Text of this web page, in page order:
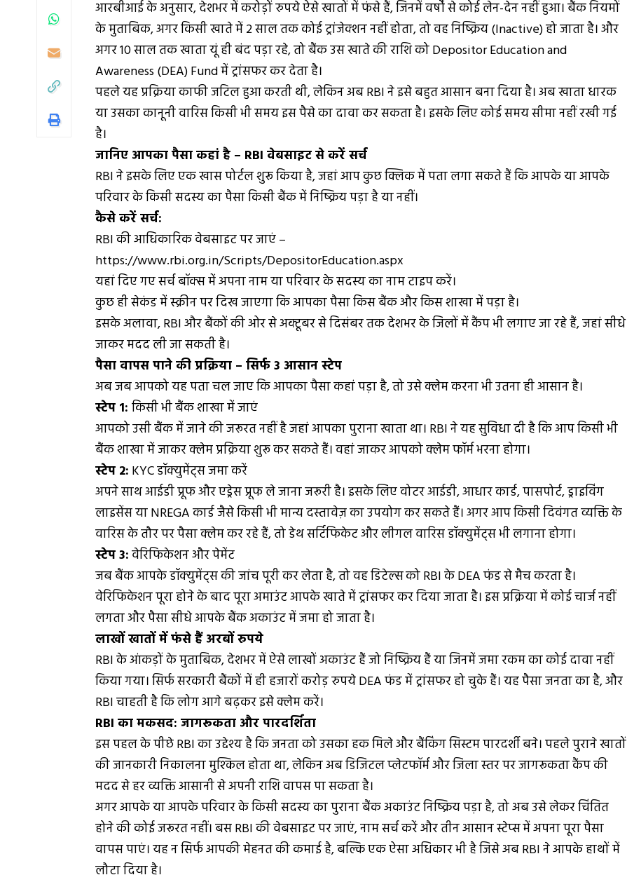
आरबीआई के अनुसार, देशभर में करोड़ों रुपये ऐसे खातों में फंसे हैं, जिनमें वर्षों से कोई लेन-देन नहीं हुआ। बैंक नियमों
के मुताबिक, अगर किसी खाते में 2 साल तक कोई ट्रांजेक्शन नहीं होता, तो वह निष्क्रिय (Inactive) हो जाता है। और
अगर 10 साल तक खाता यूं ही बंद पड़ा रहे, तो बैंक उस खाते की राशि को Depositor Education and
Awareness (DEA) Fund में ट्रांसफर कर देता है।
पहले यह प्रक्रिया काफी जटिल हुआ करती थी, लेकिन अब RBI ने इसे बहुत आसान बना दिया है। अब खाता धारक
या उसका कानूनी वारिस किसी भी समय इस पैसे का दावा कर सकता है। इसके लिए कोई समय सीमा नहीं रखी गई
है।
जानिए आपका पैसा कहां है – RBI वेबसाइट से करें सर्च
RBI ने इसके लिए एक खास पोर्टल शुरू किया है, जहां आप कुछ क्लिक में पता लगा सकते हैं कि आपके या आपके
परिवार के किसी सदस्य का पैसा किसी बैंक में निष्क्रिय पड़ा है या नहीं।
कैसे करें सर्च:
RBI की आधिकारिक वेबसाइट पर जाएं –
https://www.rbi.org.in/Scripts/DepositorEducation.aspx
यहां दिए गए सर्च बॉक्स में अपना नाम या परिवार के सदस्य का नाम टाइप करें।
कुछ ही सेकंड में स्क्रीन पर दिख जाएगा कि आपका पैसा किस बैंक और किस शाखा में पड़ा है।
इसके अलावा, RBI और बैंकों की ओर से अक्टूबर से दिसंबर तक देशभर के जिलों में कैंप भी लगाए जा रहे हैं, जहां सीधे
जाकर मदद ली जा सकती है।
पैसा वापस पाने की प्रक्रिया – सिर्फ 3 आसान स्टेप
अब जब आपको यह पता चल जाए कि आपका पैसा कहां पड़ा है, तो उसे क्लेम करना भी उतना ही आसान है।
स्टेप 1:किसी भी बैंक शाखा में जाएं
आपको उसी बैंक में जाने की जरूरत नहीं है जहां आपका पुराना खाता था। RBI ने यह सुविधा दी है कि आप किसी भी
बैंक शाखा में जाकर क्लेम प्रक्रिया शुरू कर सकते हैं। वहां जाकर आपको क्लेम फॉर्म भरना होगा।
स्टेप 2: KYC डॉक्युमेंट्स जमा करें
अपने साथ आईडी प्रूफ और एड्रेस प्रूफ ले जाना जरूरी है। इसके लिए वोटर आईडी, आधार कार्ड, पासपोर्ट, ड्राइविंग
लाइसेंस या NREGA कार्ड जैसे किसी भी मान्य दस्तावेज़ का उपयोग कर सकते हैं। अगर आप किसी दिवंगत व्यक्ति के
वारिस के तौर पर पैसा क्लेम कर रहे हैं, तो डेथ सर्टिफिकेट और लीगल वारिस डॉक्युमेंट्स भी लगाना होगा।
स्टेप 3:वेरिफिकेशन और पेमेंट
जब बैंक आपके डॉक्युमेंट्स की जांच पूरी कर लेता है, तो वह डिटेल्स को RBI के DEA फंड से मैच करता है।
वेरिफिकेशन पूरा होने के बाद पूरा अमाउंट आपके खाते में ट्रांसफर कर दिया जाता है। इस प्रक्रिया में कोई चार्ज नहीं
लगता और पैसा सीधे आपके बैंक अकाउंट में जमा हो जाता है।
लाखों खातों में फंसे हैं अरबों रुपये
RBI के आंकड़ों के मुताबिक, देशभर में ऐसे लाखों अकाउंट हैं जो निष्क्रिय हैं या जिनमें जमा रकम का कोई दावा नहीं
किया गया। सिर्फ सरकारी बैंकों में ही हजारों करोड़ रुपये DEA फंड में ट्रांसफर हो चुके हैं। यह पैसा जनता का है, और
RBI चाहती है कि लोग आगे बढ़कर इसे क्लेम करें।
RBI का मकसद: जागरूकता और पारदर्शिता
इस पहल के पीछे RBI का उद्देश्य है कि जनता को उसका हक मिले और बैंकिंग सिस्टम पारदर्शी बने। पहले पुराने खातों
की जानकारी निकालना मुश्किल होता था, लेकिन अब डिजिटल प्लेटफॉर्म और जिला स्तर पर जागरूकता कैंप की
मदद से हर व्यक्ति आसानी से अपनी राशि वापस पा सकता है।
अगर आपके या आपके परिवार के किसी सदस्य का पुराना बैंक अकाउंट निष्क्रिय पड़ा है, तो अब उसे लेकर चिंतित
होने की कोई जरूरत नहीं। बस RBI की वेबसाइट पर जाएं, नाम सर्च करें और तीन आसान स्टेप्स में अपना पूरा पैसा
वापस पाएं। यह न सिर्फ आपकी मेहनत की कमाई है, बल्कि एक ऐसा अधिकार भी है जिसे अब RBI ने आपके हाथों में
लौटा दिया है।